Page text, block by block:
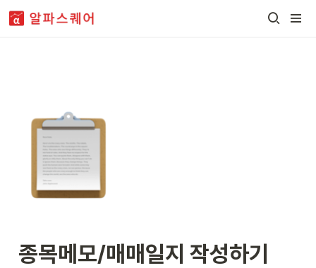
종목메모/매매일지 작성하기